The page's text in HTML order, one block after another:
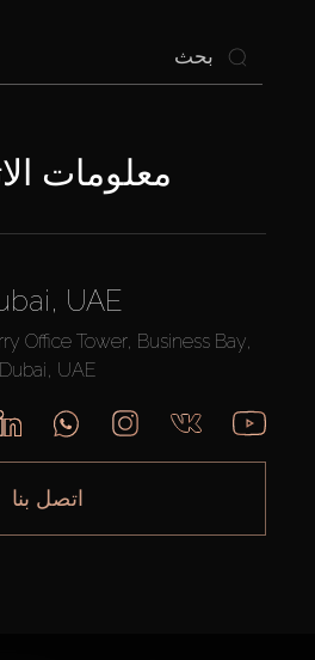
معلومات
UAE
Office Tower, Business Bay,
Dubai, UAE
اتصل بنا